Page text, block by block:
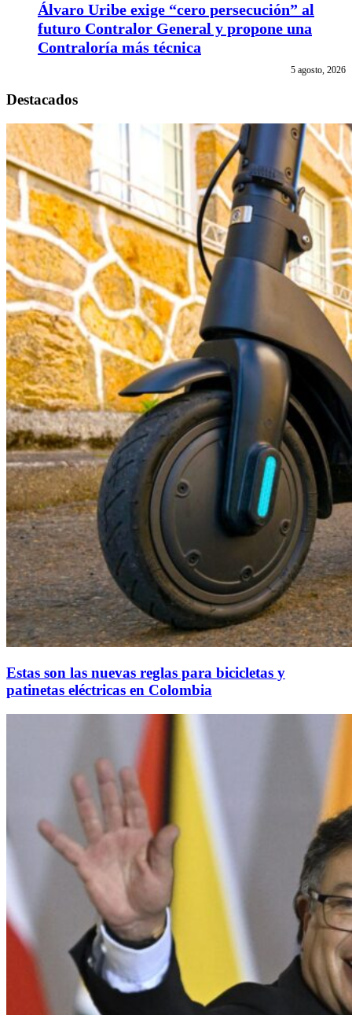
Álvaro Uribe exige “cero persecución” al
futuro Contralor General y propone una
Contraloría más técnica
5 agosto, 2026
Destacados
Estas son las nuevas reglas para bicicletas y
patinetas eléctricas en Colombia